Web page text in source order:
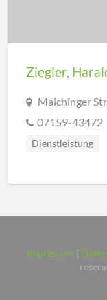
Ziegler,
Maichinger
07159-43472
Dienstleistung
Impressum